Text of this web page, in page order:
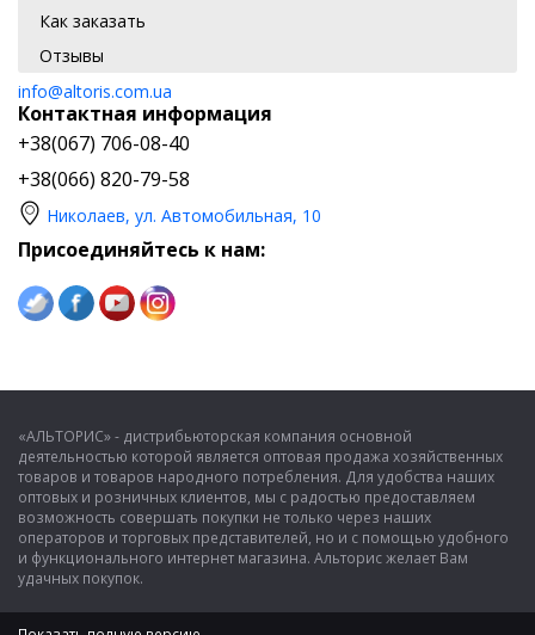
Как заказать
Отзывы
info@altoris.com.ua
Контактная информация
+38(067) 706-08-40
+38(066) 820-79-58
Николаев, ул. Автомобильная, 10
Присоединяйтесь к нам:
«АЛЬТОРИС» - дистрибьюторская компания основной
деятельностью которой является оптовая продажа хозяйственных
товаров и товаров народного потребления. Для удобства наших
оптовых и розничных клиентов, мы с радостью предоставляем
возможность совершать покупки не только через наших
операторов и торговых представителей, но и с помощью удобного
и функционального интернет магазина. Альторис желает Вам
удачных покупок.